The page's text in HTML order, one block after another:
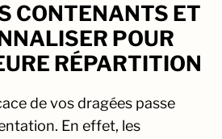
CONTENANTS ET
POUR
RÉPARTITION
de vos dragées passe
En effet, les